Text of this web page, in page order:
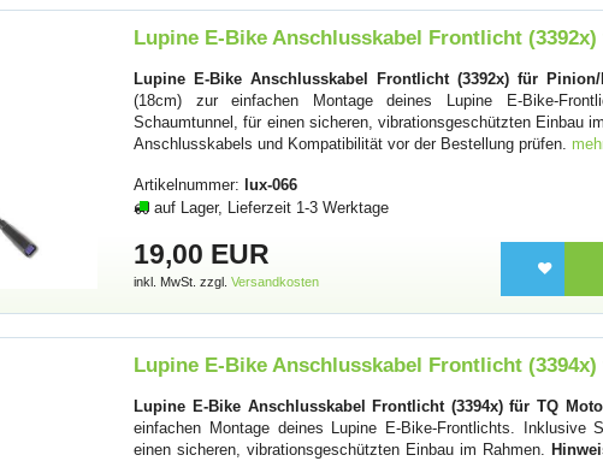
Lupine E-Bike Anschlusskabel Frontlicht
Lupine E-Bike Anschlusskabel Frontlicht (3392x) für Pinion/
(18cm) zur einfachen Montage deines Lupine E-Bike-
Schaumtunnel, für einen sicheren, vibrationsgeschützten Einbau
Anschlusskabels und Kompatibilität vor der Bestellung prüfen.
Artikelnummer: lux-066
auf Lager, Lieferzeit 1-3 Werktage
19,00 EUR
inkl. MwSt. zzgl.Versandkosten
Lupine E-Bike Anschlusskabel Frontlicht
Lupine E-Bike Anschlusskabel Frontlicht (3394x) für TQ
einfachen Montage deines Lupine E-Bike-Frontlichts. Inklusive
einen sicheren, vibrationsgeschützten Einbau im Rahmen.